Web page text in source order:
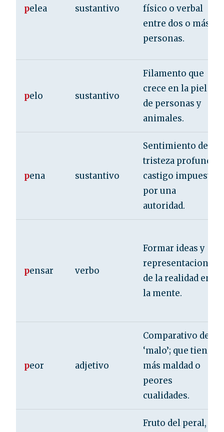
pelea sustantivo
físico o verbal
entre dos o más
personas.
pelo sustantivo
Filamento que
crece en la piel
de personas y
animales.
pena sustantivo
Sentimiento de
tristeza profunda;
castigo impuesto
por una
autoridad.
pensar verbo
Formar ideas y
representaciones
de la realidad en
la mente.
peor adjetivo
Comparativo de
‘malo’; que tiene
más maldad o
peores
cualidades.
Fruto del peral,